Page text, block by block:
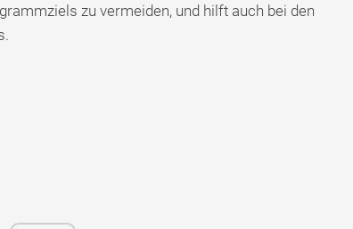
zu vermeiden, und hilft auch bei den